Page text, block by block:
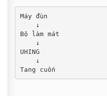
Máy đùn
Bộ làm mát
UHING
Tang cuốn